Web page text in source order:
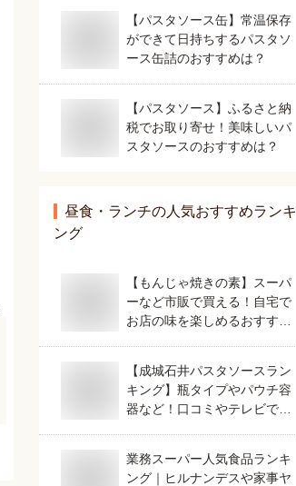
【パスタソース缶】常温保存
ができて日持ちするパスタソ
ース缶詰のおすすめは？
【パスタソース】ふるさと納
税でお取り寄せ！美味しいパ
スタソースのおすすめは？
昼食・ランチの人気おすすめランキ
ング
【もんじゃ焼きの素】スーパ
ーなど市販で買える！自宅で
お店の味を楽しめるおすすめ
【成城石井パスタソースラン
キング】瓶タイプやパウチ容
器など！口コミやテレビで話
業務スーパー人気食品ランキ
ング｜ヒルナンデスや家事ヤ